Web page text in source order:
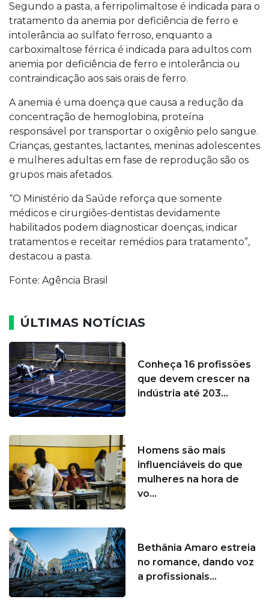
Segundo a pasta, a ferripolimaltose é indicada para o
tratamento da anemia por deficiência de ferro e
intolerância ao sulfato ferroso, enquanto a
carboximaltose férrica é indicada para adultos com
anemia por deficiência de ferro e intolerância ou
contraindicação aos sais orais de ferro.
A anemia é uma doença que causa a redução da
concentração de hemoglobina, proteína
responsável por transportar o oxigênio pelo sangue.
Crianças, gestantes, lactantes, meninas adolescentes
e mulheres adultas em fase de reprodução são os
grupos mais afetados.
“O Ministério da Saúde reforça que somente
médicos e cirurgiões-dentistas devidamente
habilitados podem diagnosticar doenças, indicar
tratamentos e receitar remédios para tratamento”,
destacou a pasta.
Fonte: Agência Brasil
ÚLTIMAS NOTÍCIAS
Conheça 16 profissões
que devem crescer na
indústria até 203...
Homens são mais
influenciáveis do que
mulheres na hora de
vo...
Bethânia Amaro estreia
no romance, dando voz
a profissionais...